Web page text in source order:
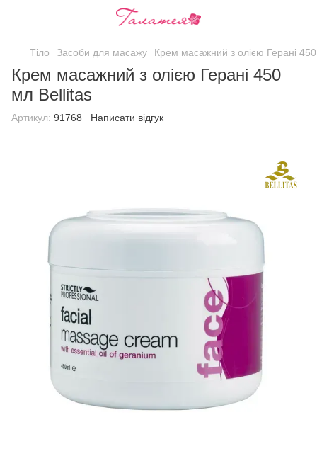
Тіло Засоби для масажу Крем масажний з олією Герані
Крем масажний з олією Герані 450
мл Bellitas
Артикул: 91768 Написати відгук